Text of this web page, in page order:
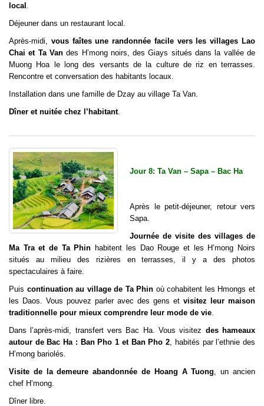
local
Déjeuner dans un restaurant local.
Après-midi, vous faîtes une randonnée facile vers les villages Lao
Chai et Ta Vandes H’mong noirs, des Giays situés dans la vallée de
Muong Hoa le long des versants de la culture de riz en terrasses.
Rencontre et conversation des habitants locaux.
Installation dans une famille de Dzay au village Ta Van.
Dîner et nuitée chez l’habitant.
Jour 8: Ta Van – Sapa – Bac Ha
Après le petit-déjeuner, retour vers
Sapa.
Journée de visite des villages de
Ma Tra et de Ta Phin habitent les Dao Rouge et les H’mong Noirs
situés au milieu des rizières en terrasses, il y a des photos
spectaculaires à faire.
Puis continuation au village de Ta Phin où cohabitent les Hmongs et
les Daos. Vous pouvez parler avec des gens et visitez leur maison
traditionnelle pour mieux comprendre leur mode de vie
Dans l’après-midi, transfert vers Bac Ha. Vous visitez des hameaux
autour de Bac Ha : Ban Pho 1 et Ban Pho 2 , habités par l’ethnie des
H’mong bariolés.
Visite de la demeure abandonnée de Hoang A Tuong , un ancien
chef H’mong.
Dîner libre.